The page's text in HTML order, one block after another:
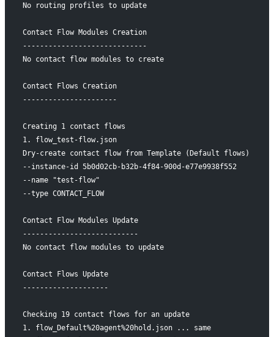
No routing profiles to update
Contact Flow Modules Creation
-----------------------------
No contact flow modules to create
Contact Flows Creation
----------------------
Creating 1 contact flows
1. flow_test-flow.json
Dry-create contact flow from Template (Default flows)
--instance-id 5b0d02cb-b32b-4f84-900d-e77e9938f552
--name "test-flow"
--type CONTACT_FLOW
Contact Flow Modules Update
---------------------------
No contact flow modules to update
Contact Flows Update
--------------------
Checking 19 contact flows for an update
1. flow_Default%20agent%20hold.json ... same